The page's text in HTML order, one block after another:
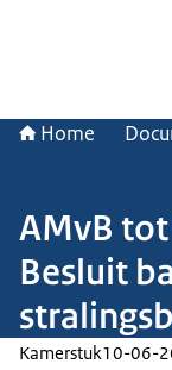
Home
AMvB
Besluit
Kamerstuk10-06-